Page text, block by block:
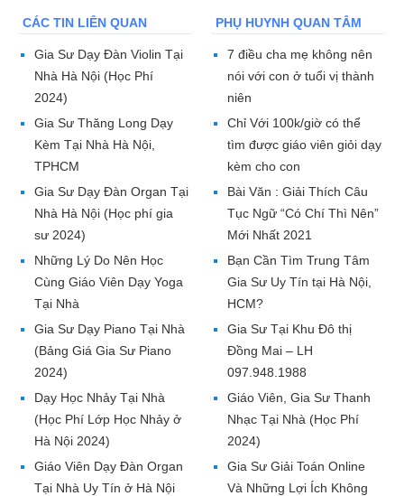
CÁC TIN LIÊN QUAN
Gia Sư Dạy Đàn Violin Tại
Nhà Hà Nội (Học Phí
2024)
Gia Sư Thăng Long Dạy
Kèm Tại Nhà Hà Nội,
TPHCM
Gia Sư Dạy Đàn Organ Tại
Nhà Hà Nội (Học phí gia
sư 2024)
Những Lý Do Nên Học
Cùng Giáo Viên Dạy Yoga
Tại Nhà
Gia Sư Dạy Piano Tại Nhà
(Bảng Giá Gia Sư Piano
2024)
Dạy Học Nhảy Tại Nhà
(Học Phí Lớp Học Nhảy ở
Hà Nội 2024)
Giáo Viên Dạy Đàn Organ
Tại Nhà Uy Tín ở Hà Nội
PHỤ HUYNH QUAN TÂM
7 điều cha mẹ không nên
nói với con ở tuổi vị thành
niên
Chỉ Với 100k/giờ có thể
tìm được giáo viên giỏi dạy
kèm cho con
Bài Văn : Giải Thích Câu
Tục Ngữ “Có Chí Thì Nên”
Mới Nhất 2021
Bạn Cần Tìm Trung Tâm
Gia Sư Uy Tín tại Hà Nội,
HCM?
Gia Sư Tại Khu Đô thị
Đồng Mai – LH
097.948.1988
Giáo Viên, Gia Sư Thanh
Nhạc Tại Nhà (Học Phí
2024)
Gia Sư Giải Toán Online
Và Những Lợi Ích Không